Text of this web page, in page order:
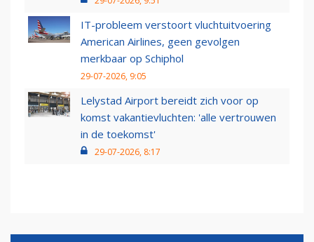
IT-probleem verstoort vluchtuitvoering
American Airlines, geen gevolgen
merkbaar op Schiphol
29-07-2026, 9:05
Lelystad Airport bereidt zich voor op
komst vakantievluchten: 'alle vertrouwen
in de toekomst'
29-07-2026, 8:17